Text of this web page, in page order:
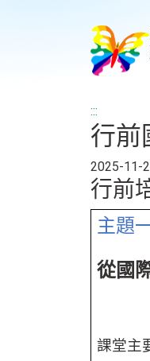
:::
行前
2025-11-
行前
主題
從國
課堂主